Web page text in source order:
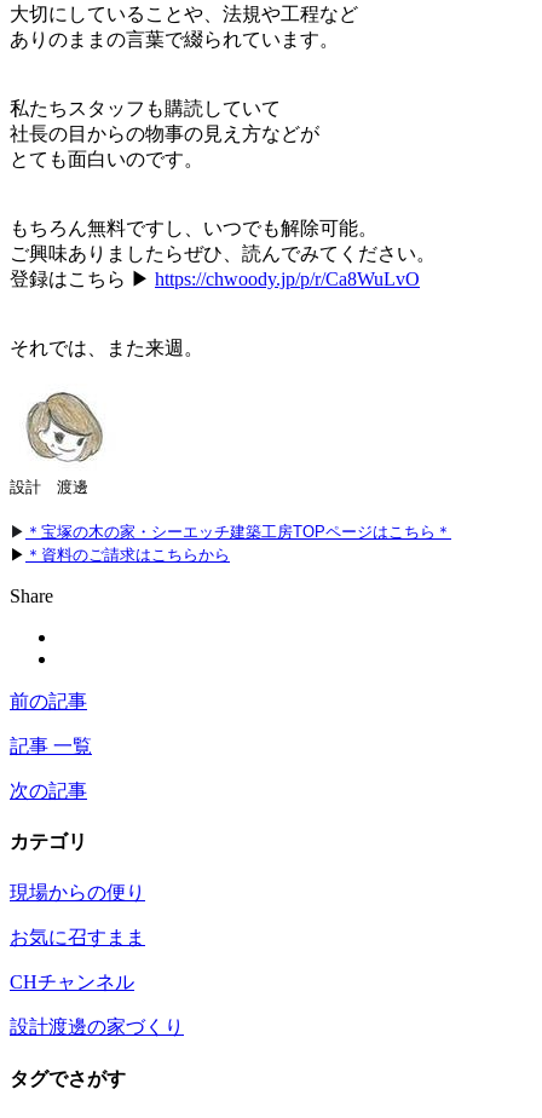
大切にしていることや、法規や工程など
ありのままの言葉で綴られています。
私たちスタッフも購読していて
社長の目からの物事の見え方などが
とても面白いのです。
もちろん無料ですし、いつでも解除可能。
ご興味ありましたらぜひ、読んでみてください。
登録はこちら ▶ https://chwoody.jp/p/r/Ca8WuLvO
それでは、また来週。
設計　渡邊
▶ ＊宝塚の木の家・シーエッチ建築工房TOPページはこちら＊
▶ ＊資料のご請求はこちらから
Share
前の記事
記事 一覧
次の記事
カテゴリ
現場からの便り
お気に召すまま
CHチャンネル
設計渡邊の家づくり
タグでさがす